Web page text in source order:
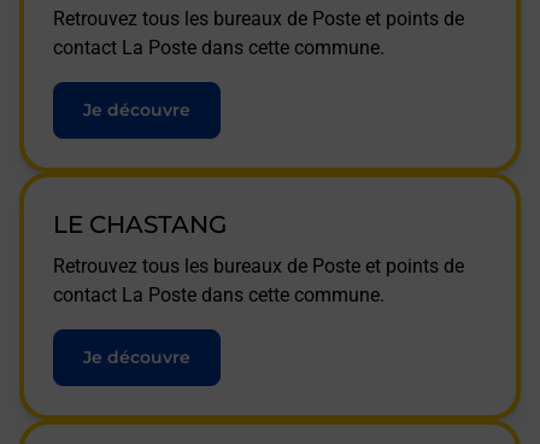
Retrouvez tous les bureaux de Poste et points de
contact La Poste dans cette commune.
Je découvre
LE CHASTANG
Retrouvez tous les bureaux de Poste et points de
contact La Poste dans cette commune.
Je découvre